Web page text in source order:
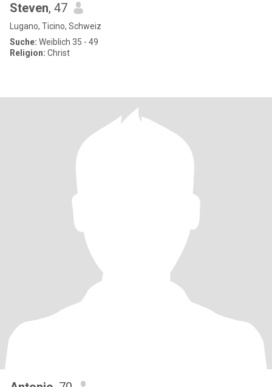
Steven, 47
Lugano, Ticino, Schweiz
Suche: Weiblich 35 - 49
Religion: Christ